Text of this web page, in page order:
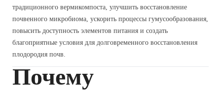
традиционного вермикомпоста, улучшить восстановление
почвенного микробиома, ускорить процессы гумусообразования,
повысить доступность элементов питания и создать
благоприятные условия для долговременного восстановления
плодородия почв.
Почему